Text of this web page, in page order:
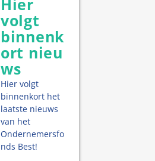
Hier
volgt
binnenk
ort nieu
ws
Hier volgt
binnenkort het
laatste nieuws
van het
Ondernemersfo
nds Best!